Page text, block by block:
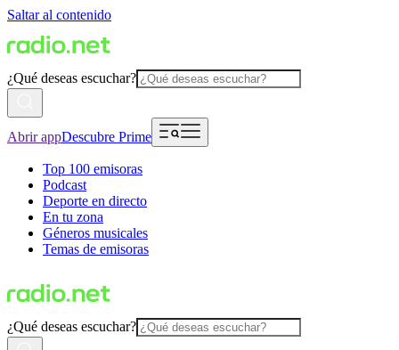
Saltar al contenido
¿Qué deseas escuchar?
Abrir appDescubre Prime
Top 100 emisoras
Podcast
Deporte en directo
En tu zona
Géneros musicales
Temas de emisoras
¿Qué deseas escuchar?